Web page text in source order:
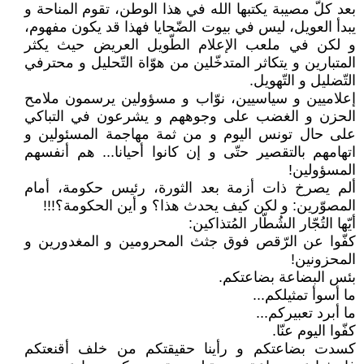
بعد كلّ مصيبة يكتبها الله في هذا الوطن، تقوم المناحة و
يبدأ العويل، ليس في بيوت الضّحايا فهذا قد يكون مفهوم،
و لكن في ملعب الإعلام الطّويل العريض حيث يكثر
المتبارين و يتكاثر المتدخّلين من هوّاة التّحليل و محترفي
التّضليل و التّهويل.
إعلاميين و سياسيين، نوّاب و مسؤولين يرسمون ملامح
الحزن و الغضب على وجوههم و يشرعون في التباكي
على حال تونس اليوم و من ثمة مهاجمة المسئولين و
اتهامهم بالتقصير حتّى و إن كانوا أحيانا... هم أنفسهم
المسؤولين!
ألم يصرخ ذات أزمة بعد الثورة، رئيس حكومة، أمام
المصوّرين: و لكن كيف يحدث هذا؟ و أين الحكومة؟!!!
أيّها التُجّار الشُطّار المُتذاكين:
كفّوا عن الرّقص فوق جثث المحرومين و المغدورين و
المحزونين!
بئس البضاعة بضاعتكم.
ما أسوأ تمثيلكم...
ما أبرد تعبيركم...
كفّوا اليوم عنّا.
كسدت بضاعتكم و رأينا حقيقتكم من خلف أقنعتكم